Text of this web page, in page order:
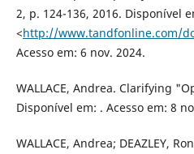
2, p. 124-136, 2016. Disponível
<http://www.tandfonline.com/
Acesso em: 6 nov. 2024.
WALLACE, Andrea. Clarifying
Disponível em: . Acesso em: 8
WALLACE, Andrea; DEAZLEY,